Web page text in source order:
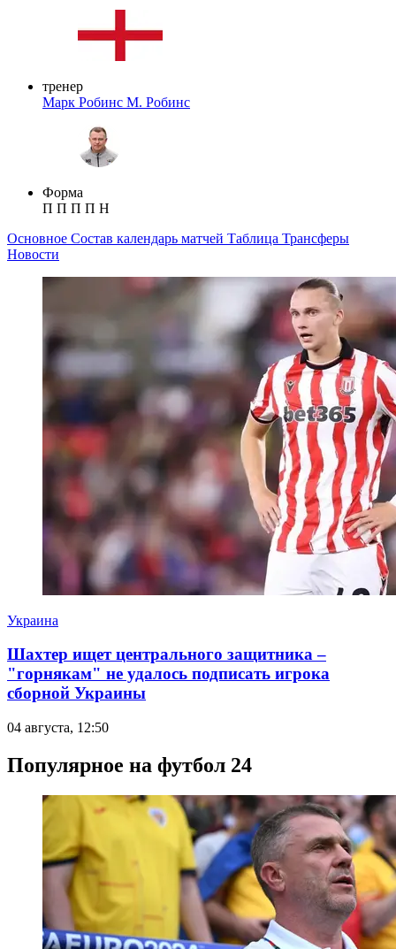
тренер
Марк Робинс М. Робинс
Форма
П П П П Н
Основное Состав календарь матчей Таблица Трансферы
Новости
Украина
Шахтер ищет центрального защитника –
"горнякам" не удалось подписать игрока
сборной Украины
04 августа, 12:50
Популярное на футбол 24